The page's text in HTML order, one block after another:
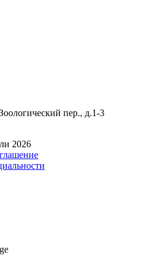
пер., д.1-3
2026